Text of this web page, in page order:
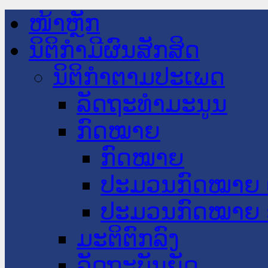
ໜ້າຫຼັກ
ນິຕິກໍາມີຜົນສັກສິດ
ນິຕິກໍາຕາມປະເພດ
ລັດຖະທໍາມະນູນ
ກົດໝາຍ
ກົດໝາຍ
ປະມວນກົດໝາຍ
ປະມວນກົດໝາຍ
ມະຕິຕົກລົງ